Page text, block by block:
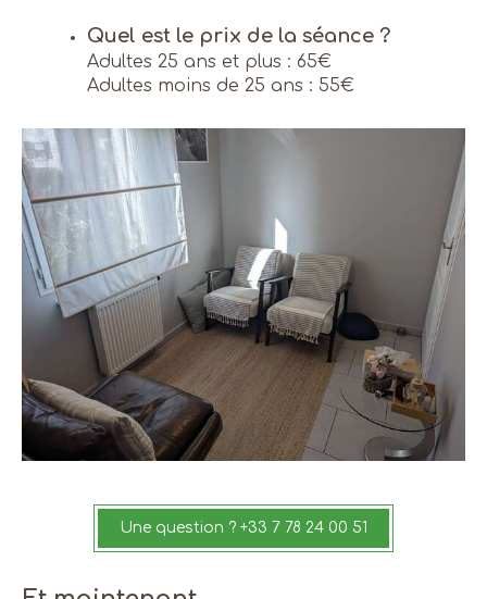
Quel est le prix de la séance ?
Adultes 25 ans et plus : 65€
Adultes moins de 25 ans : 55€
Une question ? +33 7 78 24 00 51